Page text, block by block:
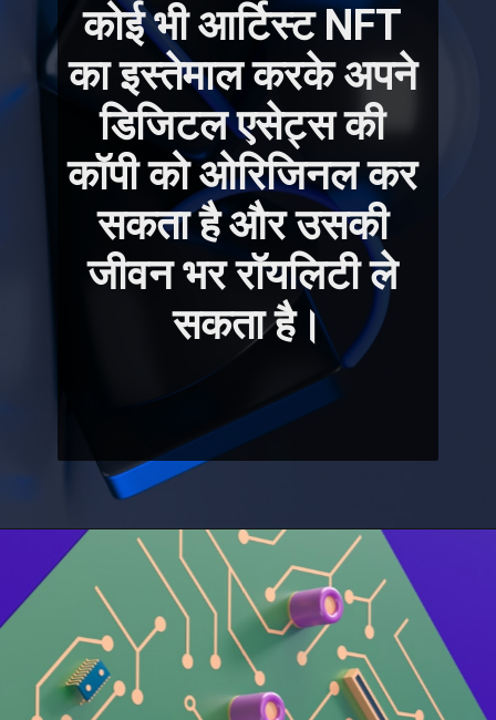
कोई भी आर्टिस्ट NFT
का इस्तेमाल करके अपने
डिजिटल एसेट्स की
कॉपी को ओरिजिनल कर
सकता है और उसकी
जीवन भर रॉयलिटी ले
सकता है।